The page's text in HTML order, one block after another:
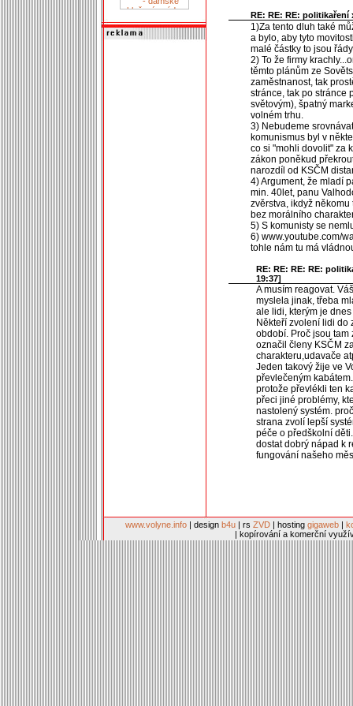
RE: RE: RE: politikaření
1)Za tento dluh také
a bylo, aby tyto
malé částky to jsou
2) To že firmy
těmto plánům ze
zaměstnanost, tak
stránce, tak po stránce
světovým), špatný
volném trhu.
3) Nebudeme
komunismus byl v
co si "mohli dovolit" za
zákon poněkud
narozdíl od KSČM
4) Argument, že mladí
min. 40let, panu
zvěrstva, ikdyž
bez morálního
5) S komunisty se
6) www.youtube.com/
tohle nám tu má
RE: RE: RE: RE:
19:37]
A musím reagovat.
myslela jinak, třeba
ale lidi, kterým je
Někteří zvolení lidi do
období. Proč jsou tam
označil členy KSČM
charakteru,udavače
Jeden takový žije ve
převlečeným
protože převlékli ten
přeci jiné problémy,
nastolený systém.
strana zvolí lepší
péče o předškolní
dostat dobrý nápad k
fungování našeho
www.volyne.info | design b4u | rs ZVD | hosting gigaweb |
| kopírování a komerční